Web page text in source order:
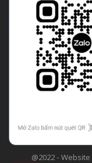
@2022 - Website